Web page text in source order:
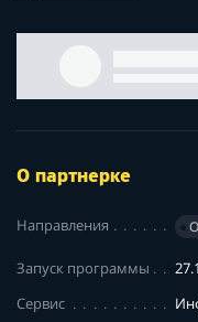
О партнерке
Направления
Запуск программы
Сервис